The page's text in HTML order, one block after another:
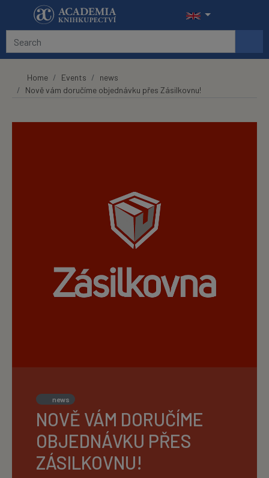
Skip to main content
Home Events
news
Nově vám doručíme objednávku přes Zásilkovnu!
news
NOVĚ VÁM DORUČÍME
OBJEDNÁVKU PŘES
ZÁSILKOVNU!